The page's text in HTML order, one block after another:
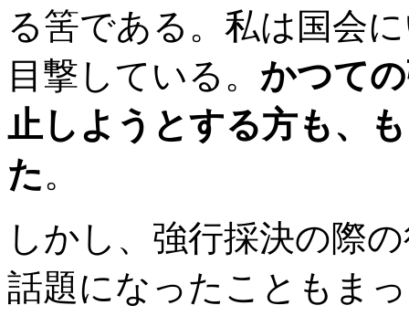
る筈である。私は国会
目撃している。 かつて
止しようとする方も、
た。
しかし、強行採決の際
話題になったこともま